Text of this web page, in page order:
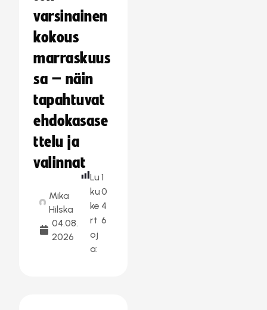
varsinainen
kokous
marraskuus
sa – näin
tapahtuvat
ehdokasase
ttelu ja
valinnat
Mika
Hilska
04.08.
2026
Lu
ku
ke
rt
oj
a:
1
0
4
6